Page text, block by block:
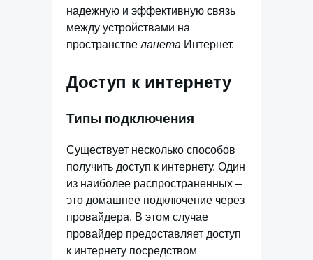
надежную и эффективную связь
между устройствами на
пространстве ланета Интернет.
Доступ к интернету
Типы подключения
Существует несколько способов
получить доступ к интернету. Один
из наиболее распространенных –
это домашнее подключение через
провайдера. В этом случае
провайдер предоставляет доступ
к интернету посредством